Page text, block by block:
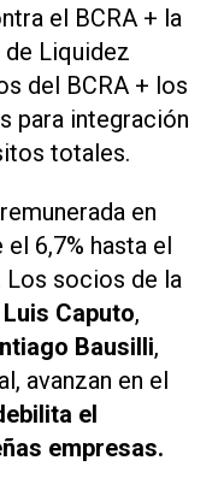
el BCRA + la
Liquidez
del BCRA + los
para integración
totales.
en
6,7% hasta el
Los socios de la
Luis Caputo,
Bausilli,
avanzan en el
el
empresas.